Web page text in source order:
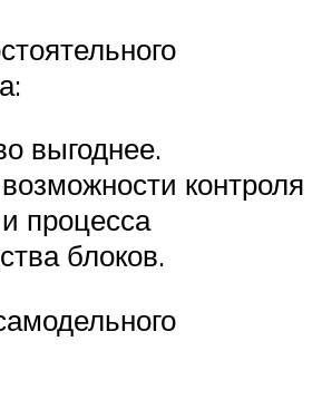
выгоднее.
контроля
процесса
блоков.